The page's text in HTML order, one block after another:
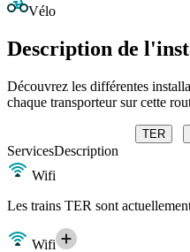
Vélo
Description de
Découvrez les différentes
chaque transporteur sur cette
TER
ServicesDescription
Wifi
Les trains TER sont
Wifi